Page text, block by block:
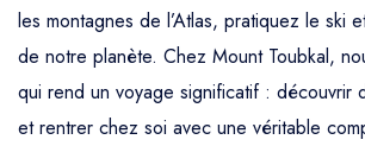
les montagnes de l’Atlas, pratiquez le ski
de notre planète. Chez Mount Toubkal,
qui rend un voyage significatif : découvrir
et rentrer chez soi avec une véritable